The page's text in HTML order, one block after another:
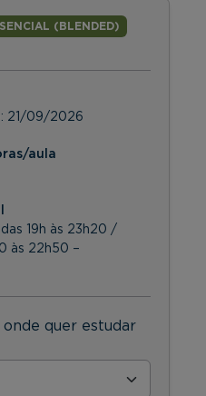
(BLENDED)
21/09/2026
aula
19h às 23h20 /
às 22h50 –
onde quer estudar